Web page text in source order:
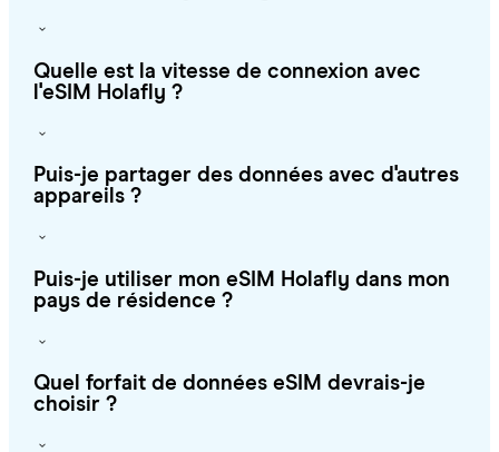
Quelle est la vitesse de connexion avec
l'eSIM Holafly ?
Puis-je partager des données avec d'autres
appareils ?
Puis-je utiliser mon eSIM Holafly dans mon
pays de résidence ?
Quel forfait de données eSIM devrais-je
choisir ?